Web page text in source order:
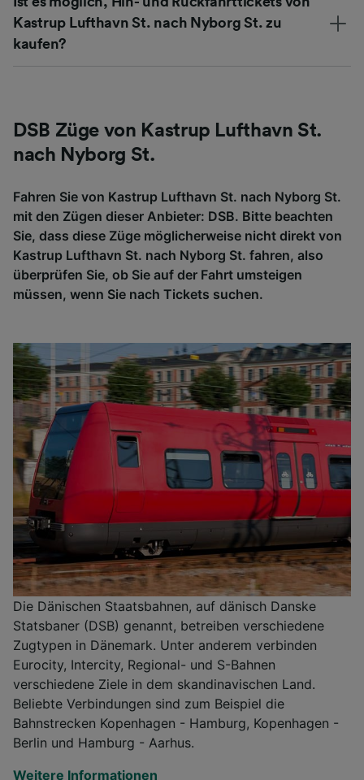
Kastrup Lufthavn St. nach Nyborg St. zu
kaufen?
DSB Züge von Kastrup Lufthavn St.
nach Nyborg St.
Fahren Sie von Kastrup Lufthavn St. nach Nyborg St.
mit den Zügen dieser Anbieter: DSB. Bitte beachten
Sie, dass diese Züge möglicherweise nicht direkt von
Kastrup Lufthavn St. nach Nyborg St. fahren, also
überprüfen Sie, ob Sie auf der Fahrt umsteigen
müssen, wenn Sie nach Tickets suchen.
Die Dänischen Staatsbahnen, auf dänisch Danske
Statsbaner (DSB) genannt, betreiben verschiedene
Zugtypen in Dänemark. Unter anderem verbinden
Eurocity, Intercity, Regional- und S-Bahnen
verschiedene Ziele in dem skandinavischen Land.
Beliebte Verbindungen sind zum Beispiel die
Bahnstrecken Kopenhagen - Hamburg, Kopenhagen -
Berlin und Hamburg - Aarhus.
Weitere Informationen